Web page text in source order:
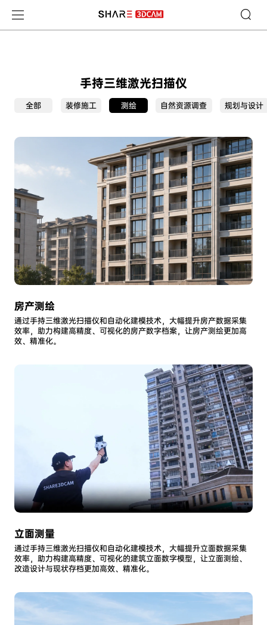
测绘-SHARE3DCAM 专业应用场景
手持三维激光扫描仪
全部 装修施工 测绘 自然资源调查 规划与设计
房产测绘
通过手持三维激光扫描仪和自动化建模技术，大幅提升房产数据采集
效率，助力构建高精度、可视化的房产数字档案，让房产测绘更加高
效、精准化。
立面测量
通过手持三维激光扫描仪和自动化建模技术，大幅提升立面数据采集
效率，助力构建高精度、可视化的建筑立面数字模型，让立面测绘、
改造设计与现状存档更加高效、精准化。